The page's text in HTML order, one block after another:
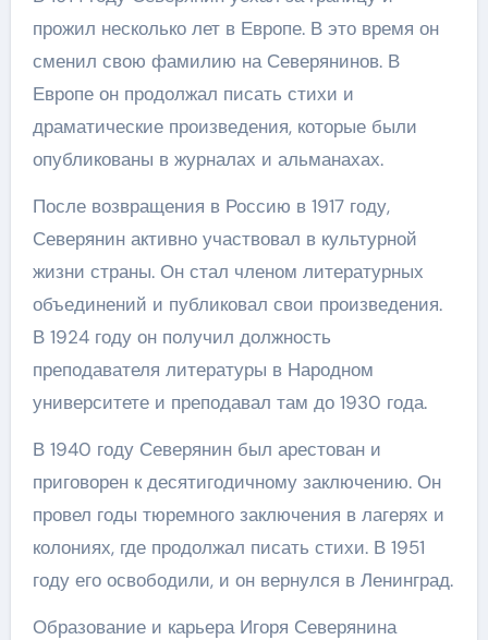
прожил несколько лет в Европе. В это время он
сменил свою фамилию на Северянинов. В
Европе он продолжал писать стихи и
драматические произведения, которые были
опубликованы в журналах и альманахах.
После возвращения в Россию в 1917 году,
Северянин активно участвовал в культурной
жизни страны. Он стал членом литературных
объединений и публиковал свои произведения.
В 1924 году он получил должность
преподавателя литературы в Народном
университете и преподавал там до 1930 года.
В 1940 году Северянин был арестован и
приговорен к десятигодичному заключению. Он
провел годы тюремного заключения в лагерях и
колониях, где продолжал писать стихи. В 1951
году его освободили, и он вернулся в Ленинград.
Образование и карьера Игоря Северянина